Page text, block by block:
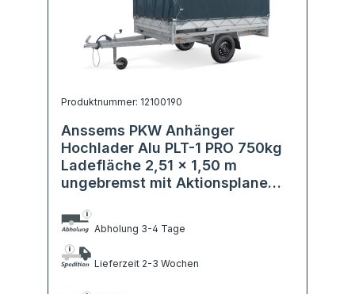
Produktnummer: 12100190
Anssems PKW Anhänger
Hochlader Alu PLT-1 PRO 750kg
Ladefläche 2,51 x 1,50 m
ungebremst mit Aktionsplane
Abholung 3-4 Tage
Lieferzeit 2-3 Wochen